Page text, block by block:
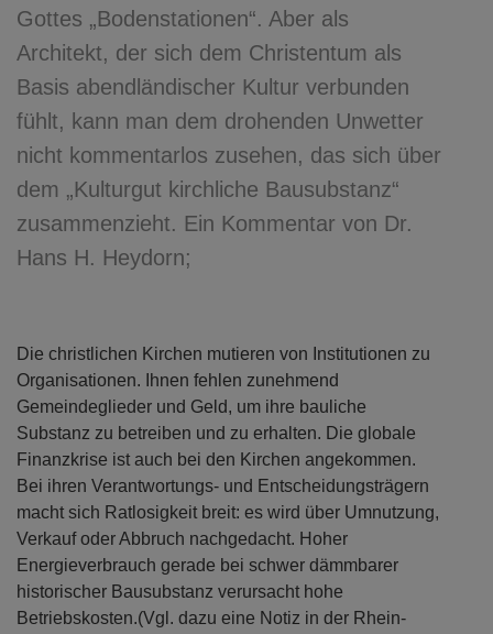
Gottes „Bodenstationen“. Aber als
Architekt, der sich dem Christentum als
Basis abendländischer Kultur verbunden
fühlt, kann man dem drohenden Unwetter
nicht kommentarlos zusehen, das sich über
dem „Kulturgut kirchliche Bausubstanz“
zusammenzieht. Ein Kommentar von Dr.
Hans H. Heydorn;
Die christlichen Kirchen mutieren von Institutionen zu
Organisationen. Ihnen fehlen zunehmend
Gemeindeglieder und Geld, um ihre bauliche
Substanz zu betreiben und zu erhalten. Die globale
Finanzkrise ist auch bei den Kirchen angekommen.
Bei ihren Verantwortungs- und Entscheidungsträgern
macht sich Ratlosigkeit breit: es wird über Umnutzung,
Verkauf oder Abbruch nachgedacht. Hoher
Energieverbrauch gerade bei schwer dämmbarer
historischer Bausubstanz verursacht hohe
Betriebskosten.(Vgl. dazu eine Notiz in der Rhein-